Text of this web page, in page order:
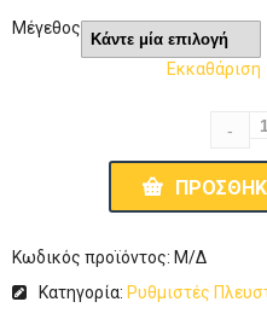
Μέγεθος
Εκκαθάριση
Κωδικός προϊόντος: Μ/Δ
Κατηγορία: Ρυθμιστές